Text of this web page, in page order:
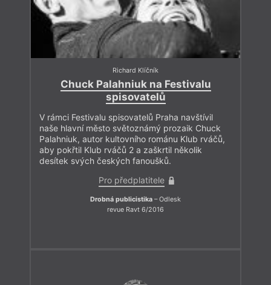
Richard Klíčník
Chuck Palahniuk na Festivalu
spisovatelů
V rámci Festivalu spisovatelů Praha navštívil
naše hlavní město světoznámý prozaik Chuck
Palahniuk, autor kultovního románu Klub rváčů,
aby pokřtil Klub rváčů 2 a zaškrtil několik
desítek svých českých fanoušků.
Pro předplatitele
Drobná publicistika – Odlesk
revue Ravt 6/2016